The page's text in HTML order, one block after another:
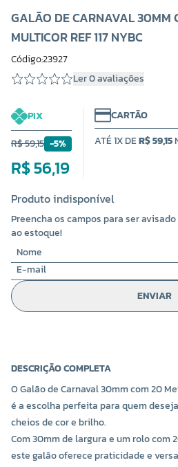
GALÃO DE CARNAVAL 30MM
MULTICOR REF 117 NYBC
Código:23927
Ler 0 avaliações
PIX
R$ 59,15 -5%
R$ 56,19
CARTÃO
ATÉ 1X DER$ 59,15
Produto indisponível
Preencha os campos para ser
ao estoque!
ENVIAR
DESCRIÇÃO COMPLETA
O Galão de Carnaval 30mm com 20
é a escolha perfeita para quem
cheios de cor e brilho.
Com 30mm de largura e um rolo com
este galão oferece praticidade e